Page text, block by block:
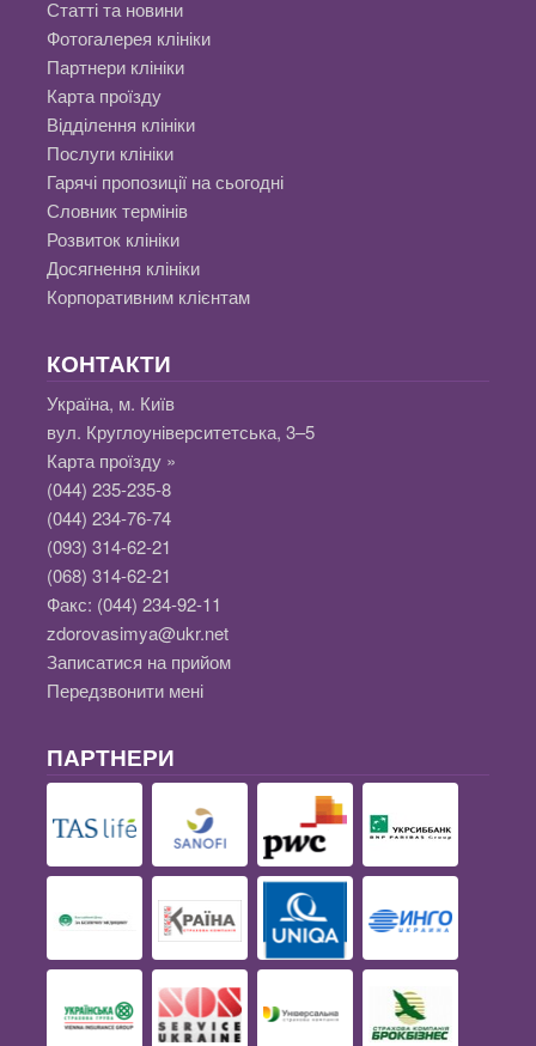
Статті та новини
Фотогалерея клініки
Партнери клініки
Карта проїзду
Відділення клініки
Послуги клініки
Гарячі пропозиції на сьогодні
Словник термінів
Розвиток клініки
Досягнення клініки
Корпоративним клієнтам
КОНТАКТИ
Україна, м. Київ
вул. Круглоуніверситетська, 3–5
Карта проїзду »
(044) 235-235-8
(044) 234-76-74
(093) 314-62-21
(068) 314-62-21
Факс: (044) 234-92-11
zdorovasimya@ukr.net
Записатися на прийом
Передзвонити мені
ПАРТНЕРИ